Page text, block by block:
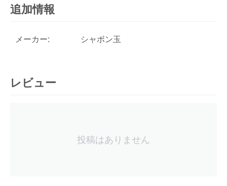
追加情報
メーカー: シャボン玉
レビュー
投稿はありません